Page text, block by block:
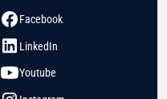
Facebook
LinkedIn
Youtube